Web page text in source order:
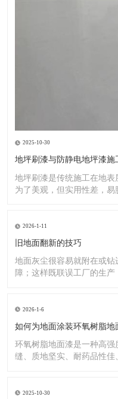
2025-10-30
地坪刷漆与防静电地坪漆施
地坪刷漆是传统施工在地
为了美观，但实用性差，
2026-1-11
旧地面翻新的技巧
地面灰尘很容易就附在或
障；这样既联误工厂的生
2026-1-6
如何为地面涂装环氧树脂地
环氧树脂地面漆是一种高
缝、质地坚实、耐药品性
2025-10-30